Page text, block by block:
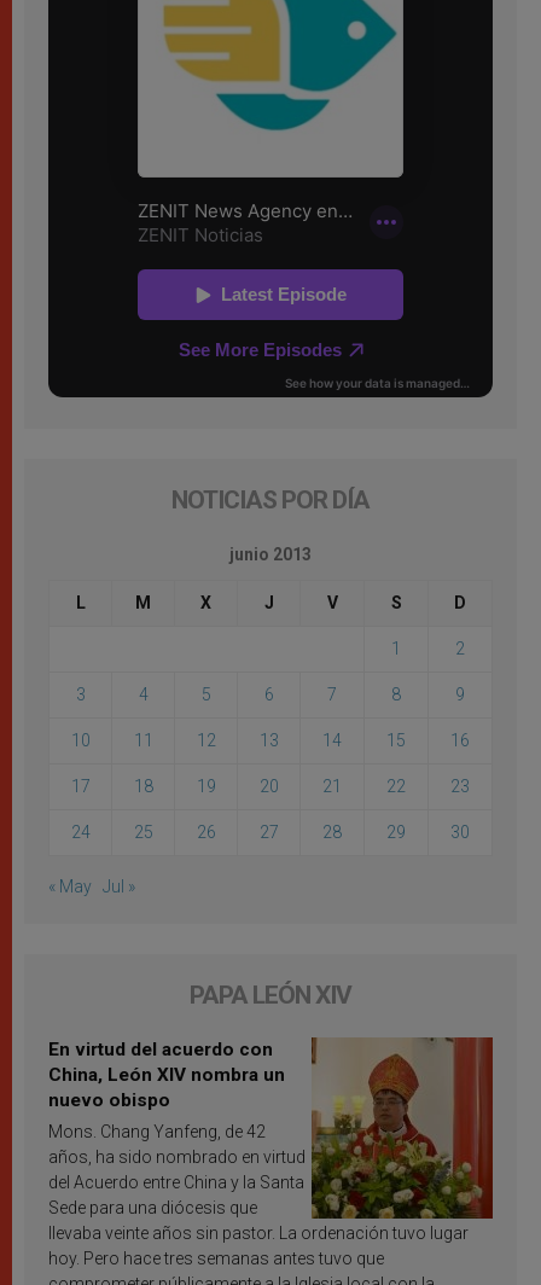
NOTICIAS POR DÍA
junio 2013
L M X J V S D
1 2
3 4 5 6 7 8 9
10 11 12 13 14 15 16
17 18 19 20 21 22 23
24 25 26 27 28 29 30
« May Jul »
PAPA LEÓN XIV
En virtud del acuerdo con
China, León XIV nombra un
nuevo obispo
Mons. Chang Yanfeng, de 42
años, ha sido nombrado en virtud
del Acuerdo entre China y la Santa
Sede para una diócesis que
llevaba veinte años sin pastor. La ordenación tuvo lugar
hoy. Pero hace tres semanas antes tuvo que